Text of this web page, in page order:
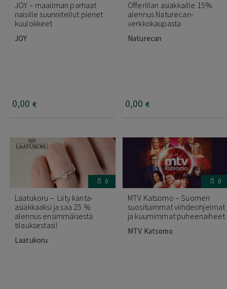
JOY – maailman parhaat
naisille suunnitellut pienet
kuulokkeet
JOY
0,00 €
Offerillan asiakkaille 15%
alennus Naturecan-
verkkokaupasta
Naturecan
0,00 €
0
Laatukoru – Liity kanta-
asiakkaaksi ja saa 25 %
alennus ensimmäisestä
tilauksestasi!
Laatukoru
0
MTV Katsomo – Suomen
suosituimmat viihdeohjelmat
ja kuumimmat puheenaiheet
MTV Katsomo